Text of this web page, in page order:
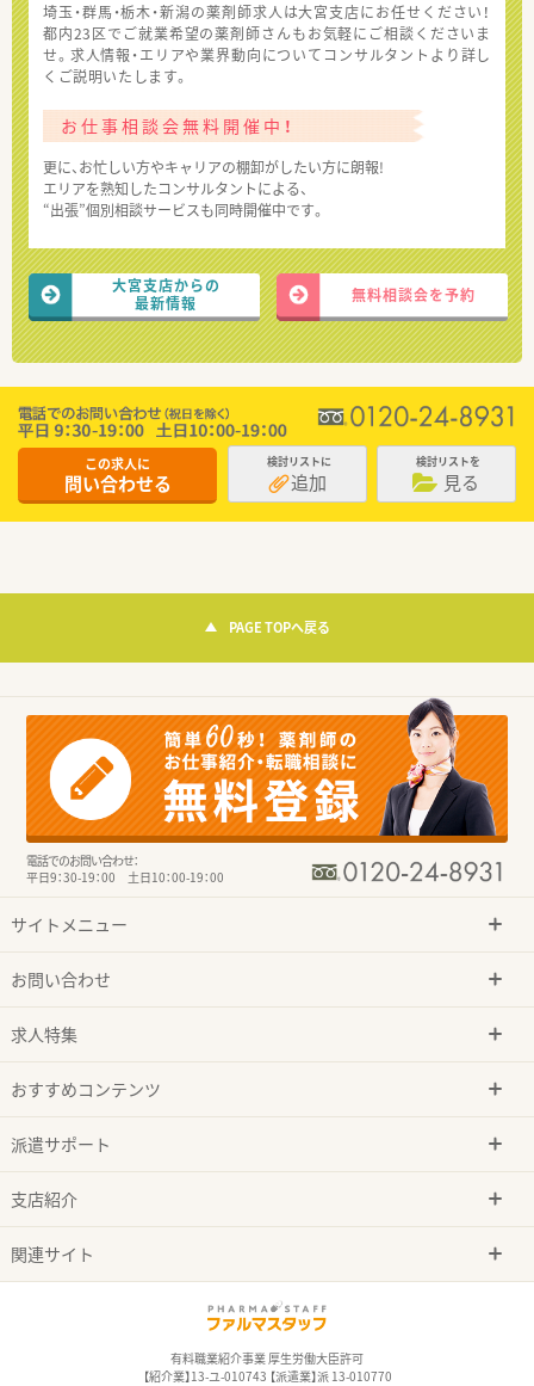
埼玉・群馬・栃木・新潟の薬剤師求人は大宮支店にお任せください！
都内23区でご就業希望の薬剤師さんもお気軽にご相談くださいま
せ。求人情報・エリアや業界動向についてコンサルタントより詳し
くご説明いたします。
お仕事相談会無料開催中！
更に、お忙しい方やキャリアの棚卸がしたい方に朗報!
エリアを熟知したコンサルタントによる、
“出張”個別相談サービスも同時開催中です。
大宮支店からの
最新情報
無料相談会を予約
この求人に
問い合わせる
検討リストに
追加
検討リストを
見る
PAGE TOPへ戻る
電話でのお問い合わせ：
平日9：30-19：00 土日10：00-19：00
サイトメニュー
お問い合わせ
求人特集
おすすめコンテンツ
派遣サポート
支店紹介
関連サイト
有料職業紹介事業 厚生労働大臣許可
【紹介業】13-ユ-010743 【派遣業】派 13-010770